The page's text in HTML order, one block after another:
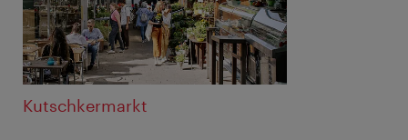
Kutschkermarkt